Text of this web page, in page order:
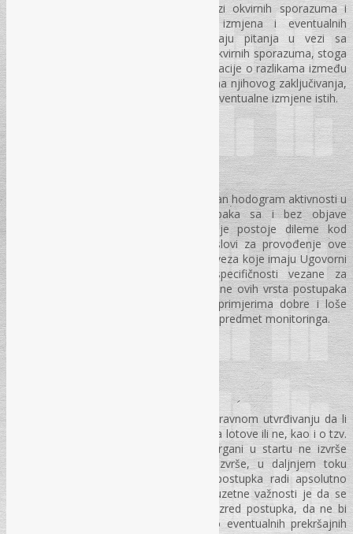
Prvi modul obuhvata predavanja u vezi okvirnih sporazuma i
ugovora, tačnije njihove realizacije, izmjena i eventualnih
raskidanja. U praksi se i dalje javljaju pitanja u vezi sa
provođenjem i tehnikama zaključivanja okvirnih sporazuma, stoga
će ovaj Modul sadržavati detaljne informacije o razlikama između
okvirnog sporazuma i Ugovora, tehnikama njihovog zaključivanja,
te detaljnu analizu i ispitivanje uslova za eventualne izmjene istih.
U drugom modulu će se obraditi kompletan hodogram aktivnosti u
vezi provođenja pregovaračkih postupaka sa i bez objave
obavještenja. Imajući u vidu da i dalje postoje dileme kod
Ugovornih organa kada su ispunjeni uslovi za provođenje ove
vrste postupaka, kao i dileme u vezi obaveza koje imaju Ugovorni
organi, čitav tok postupka, kao i specifičnosti vezane za
ispunjenost određenih uslova kod primjene ovih vrsta postupaka
će biti prezentirane. Modul će završiti primjerima dobre i loše
prakse, obzirom da su ovi postupci često predmet monitoringa.
U trećem modulu više riječi će biti o ispravnom utvrđivanju da li
postupak javne nabavke treba podijeliti na lotove ili ne, kao i o tzv.
„cijepanju nabavki“. Ukoliko Ugovorni organi u startu ne izvrše
podjelu na lotove, ili nepravilno istu izvrše, u daljnjem toku
postupka može doći do poništavanja postupka radi apsolutno
bitnih povreda postupka. Nadalje, od izuzetne važnosti je da se
primjeni odgovarajući cjenovni rang / razred postupka, da ne bi
došlo do tzv. „cijepanja nabavki“, te do eventualnih prekršajnih